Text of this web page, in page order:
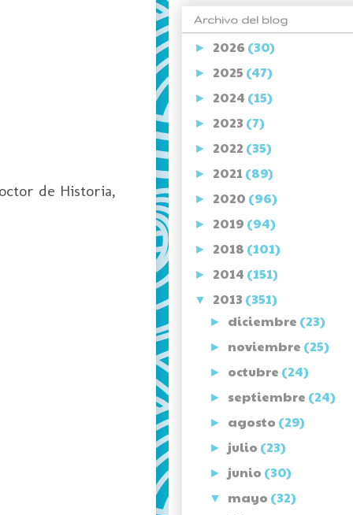
de Historia,
Archivo del blog
► 2026 (30)
► 2025 (47)
► 2024 (15)
► 2023 (7)
► 2022 (35)
► 2021 (89)
► 2020 (96)
► 2019 (94)
► 2018 (101)
► 2014 (151)
▼ 2013 (351)
► diciembre (23)
► noviembre (25)
► octubre (24)
► septiembre (24)
► agosto (29)
► julio (23)
► junio (30)
▼ mayo (32)